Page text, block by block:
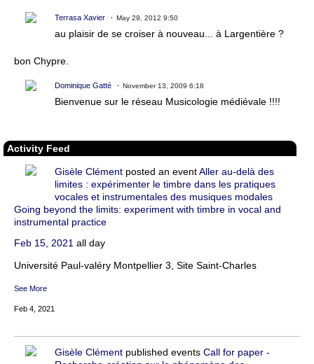
Terrasa Xavier May 29, 2012 9:50
au plaisir de se croiser à nouveau... à Largentière ?
bon Chypre.
Dominique Gatté November 13, 2009 6:18
Bienvenue sur le réseau Musicologie médiévale !!!!
Activity Feed
Gisèle Clément posted an eventAller au-delà des
limites : expérimenter le timbre dans les pratiques
vocales et instrumentales des musiques modales
Going beyond the limits: experiment with timbre in vocal and
instrumental practice
Feb 15, 2021 all day
Université Paul-valéry Montpellier 3, Site Saint-Charles
See More
Feb 4, 2021
Gisèle Clément published events Call for paper -